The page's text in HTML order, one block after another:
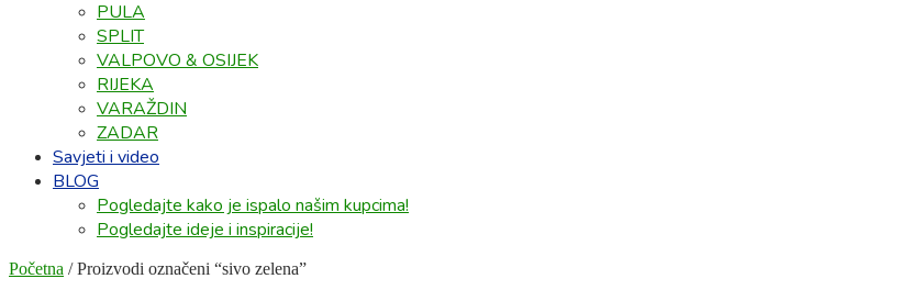
PULA
SPLIT
VALPOVO & OSIJEK
RIJEKA
VARAŽDIN
ZADAR
Savjeti i video
BLOG
Pogledajte kako je ispalo našim kupcima!
Pogledajte ideje i inspiracije!
Početna / Proizvodi označeni “sivo zelena”